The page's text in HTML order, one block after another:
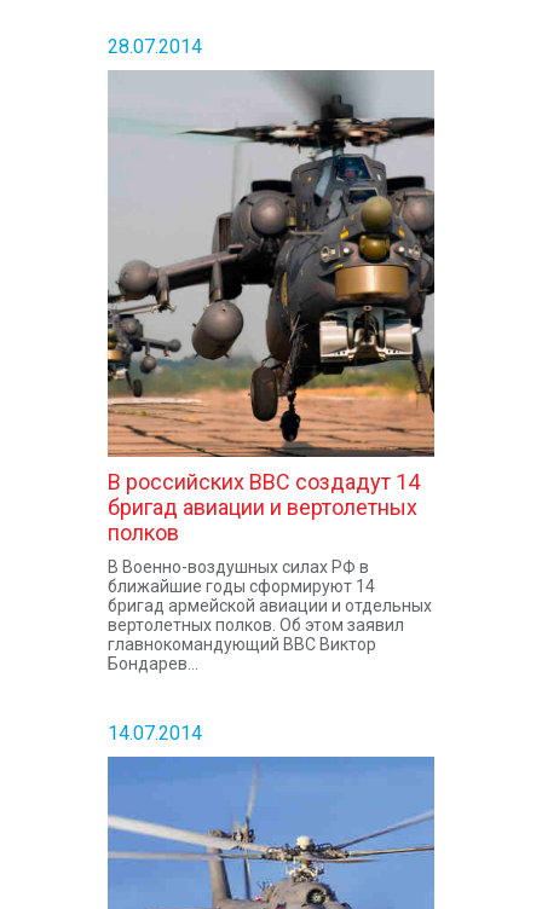
28.07.2014
В российских ВВС создадут 14
бригад авиации и вертолетных
полков
В Военно-воздушных силах РФ в
ближайшие годы сформируют 14
бригад армейской авиации и отдельных
вертолетных полков. Об этом заявил
главнокомандующий ВВС Виктор
Бондарев...
14.07.2014